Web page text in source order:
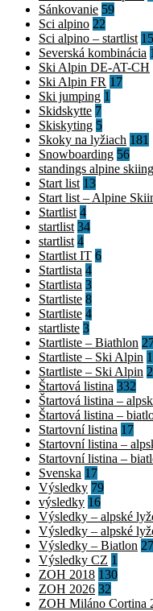
Sánkovanie 59
Sci alpino 22
Sci alpino – startlist 15
Severská kombinácia
Ski Alpin DE-AT-CH
Ski Alpin FR 17
Ski jumping 1
Skidskytte 7
Skiskyting 5
Skoky na lyžiach 181
Snowboarding 56
standings alpine skiing
Start list 13
Start list – Alpine
Startlist 4
startlist 34
startlist 4
Startlist IT 6
Startlista 4
Startlista 3
Startliste 8
Startliste 4
startliste 3
Startliste – Biathlon
Startliste – Ski Alpin
Startliste – Ski Alpin
Štartová listina 332
Štartová listina –
Štartová listina –
Startovní listina 17
Startovní listina –
Startovní listina –
Svenska 17
Výsledky 79
výsledky 16
Výsledky – alpské
Výsledky – alpské
Výsledky – Biatlon
Výsledky CZ 1
ZOH 2018 130
ZOH 2026 32
ZOH Miláno Cortina